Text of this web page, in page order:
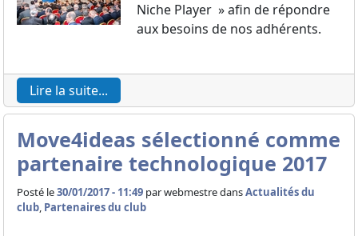
Niche Player » afin de répondre
aux besoins de nos adhérents.
Lire la suite...
Move4ideas sélectionné comme
partenaire technologique 2017
Posté le30/01/2017 - 11:49 parwebmestre dansActualités du
club, Partenaires du club